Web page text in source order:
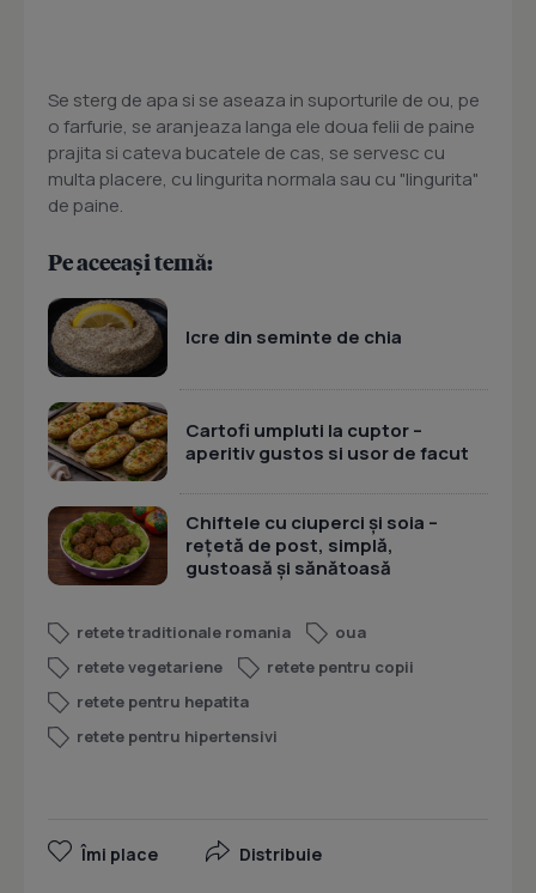
Se sterg de apa si se aseaza in suporturile de ou, pe
o farfurie, se aranjeaza langa ele doua felii de paine
prajita si cateva bucatele de cas, se servesc cu
multa placere, cu lingurita normala sau cu "lingurita"
de paine.
Pe aceeași temă:
Icre din seminte de chia
Cartofi umpluti la cuptor –
aperitiv gustos si usor de facut
Chiftele cu ciuperci și soia –
rețetă de post, simplă,
gustoasă și sănătoasă
retete traditionale romania
oua
retete vegetariene
retete pentru copii
retete pentru hepatita
retete pentru hipertensivi
Îmi place Distribuie